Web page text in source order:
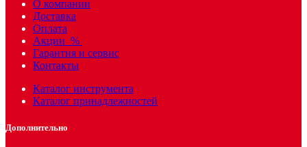
О компании
Доставка
Оплата
Акции %
Гарантия и сервис
Контакты
Каталог инструмента
Каталог принадлежностей
Дополнительно